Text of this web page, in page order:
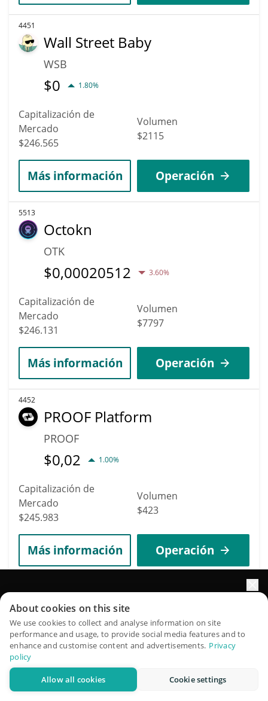
4451
Wall Street Baby
WSB
$0 1.80%
Capitalización de
Mercado
$246.565
Volumen
$2115
Más información Operación
5513
Octokn
OTK
$0,00020512 3.60%
Capitalización de
Mercado
$246.131
Volumen
$7797
Más información Operación
4452
PROOF Platform
PROOF
$0,02 1.00%
Capitalización de
Mercado
$245.983
Volumen
$423
Más información Operación
Media Licensing Token
MLT
$0,00122955 2.70%
Capitalización de
Mercado
Volumen
QuantPilot es una plataforma integral de estrategias donde
agentes autónomos crean, hacen backtesting y optimizan
sus estrategias y realizan investigación de mercado
Pruébelo gratis
About cookies on this site
We use cookies to collect and analyse information on site
performance and usage, to provide social media features and to
enhance and customise content and advertisements. Privacy
policy
Allow all cookies Cookie settings